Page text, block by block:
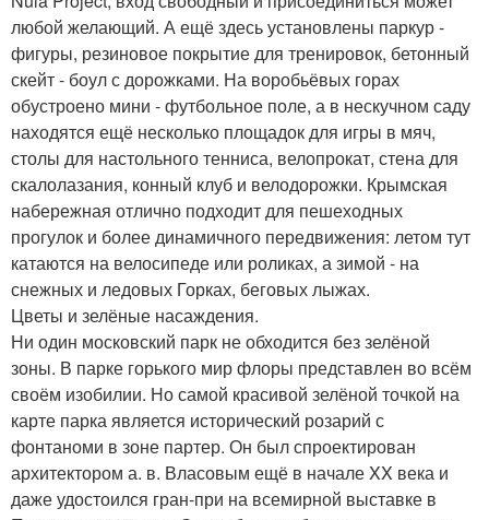
любой желающий. А ещё здесь установлены паркур -
фигуры, резиновое покрытие для тренировок, бетонный
скейт - боул с дорожками. На воробьёвых горах
обустроено мини - футбольное поле, а в нескучном саду
находятся ещё несколько площадок для игры в мяч,
столы для настольного тенниса, велопрокат, стена для
скалолазания, конный клуб и велодорожки. Крымская
набережная отлично подходит для пешеходных
прогулок и более динамичного передвижения: летом тут
катаются на велосипеде или роликах, а зимой - на
снежных и ледовых Горках, беговых лыжах.
Цветы и зелёные насаждения.
Ни один московский парк не обходится без зелёной
зоны. В парке горького мир флоры представлен во всём
своём изобилии. Но самой красивой зелёной точкой на
карте парка является исторический розарий с
фонтаноми в зоне партер. Он был спроектирован
архитектором а. в. Власовым ещё в начале XX века и
даже удостоился гран-при на всемирной выставке в